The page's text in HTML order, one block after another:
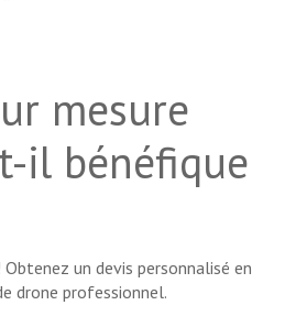
mesure
il bénéfique
un devis personnalisé en
drone professionnel.